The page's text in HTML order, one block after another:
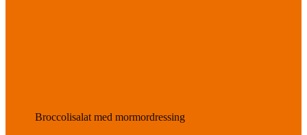
Broccolisalat med mormordressing